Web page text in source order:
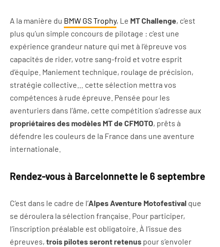
A la manière du BMW GS Trophy, Le MT Challenge, c’est
plus qu’un simple concours de pilotage : c’est une
expérience grandeur nature qui met à l’épreuve vos
capacités de rider, votre sang-froid et votre esprit
d’équipe. Maniement technique, roulage de précision,
stratégie collective… cette sélection mettra vos
compétences à rude épreuve. Pensée pour les
aventuriers dans l’âme, cette compétition s’adresse aux
propriétaires des modèles MT de CFMOTO, prêts à
défendre les couleurs de la France dans une aventure
internationale.
Rendez-vous à Barcelonnette le 6 septembre
C’est dans le cadre de l’Alpes Aventure Motofestival que
se déroulera la sélection française. Pour participer,
l’inscription préalable est obligatoire. À l’issue des
épreuves, trois pilotes seront retenus pour s’envoler